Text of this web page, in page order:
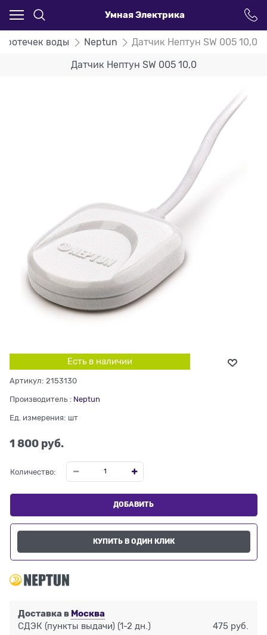
Умная Электрика
воды Neptun Датчик Нептун SW 005 10,0
Датчик Нептун SW 005 10,0
Есть в наличии
Артикул: 2153130
Производитель : Neptun
Ед. измерения: шт
1 800 руб.
Количество:
ДОБАВИТЬ
КУПИТЬ В ОДИН КЛИК
Доставка в Москва
СДЭК (пункты выдачи) (1-2 дн.) 475 руб.